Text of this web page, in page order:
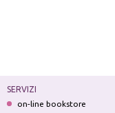
SERVIZI
on-line bookstore